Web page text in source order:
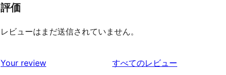
評価
レビューはまだ送信されていません。
Your review すべてのレビュー